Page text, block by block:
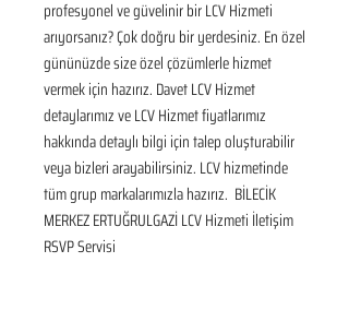
profesyonel ve güvelinir bir LCV Hizmeti
arıyorsanız? Çok doğru bir yerdesiniz. En özel
gününüzde size özel çözümlerle hizmet
vermek için hazırız. Davet LCV Hizmet
detaylarımız ve LCV Hizmet fiyatlarımız
hakkında detaylı bilgi için talep oluşturabilir
veya bizleri arayabilirsiniz. LCV hizmetinde
tüm grup markalarımızla hazırız.  BİLECİK
MERKEZ ERTUĞRULGAZİ LCV Hizmeti İletişim
RSVP Servisi